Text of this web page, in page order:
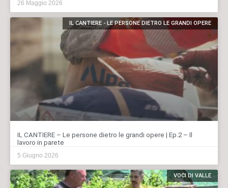
26 Maggio 2026
IL CANTIERE - LE PERSONE DIETRO LE GRANDI OPERE
IL CANTIERE – Le persone dietro le grandi opere | Ep.2 – Il
lavoro in parete
5 Giugno 2026
VOCI DI VALLE